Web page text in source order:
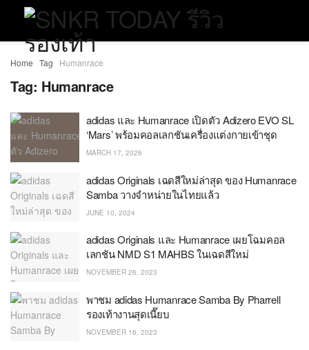
Home Tag Humanrace
Tag: Humanrace
adidas และ Humanrace เปิดตัว Adizero EVO SL
‘Mars’ พร้อมคอลเลกชันเครื่องแต่งกายเข้าชุด
MARCH 17, 2026
adidas Originals เฉดสีใหม่ล่าสุด ของ Humanrace
Samba วางจำหน่ายในไทยแล้ว
JUNE 10, 2024
adidas Originals และ Humanrace เผยโฉมคอล
เลกชัน NMD S1 MAHBS ในเฉดสีใหม่
NOVEMBER 26, 2023
พาชม adidas Humanrace Samba By Pharrell
รองเท้างานสุดเนี๊ยบ
NOVEMBER 16, 2023